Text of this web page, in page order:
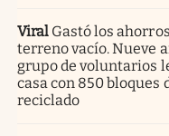
Viral Gastó los
terreno vacío. Nueve
grupo de voluntarios
casa con 850 bloques
reciclado